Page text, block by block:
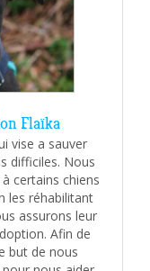
Flaïka
vise a sauver
difficiles. Nous
certains chiens
les réhabilitant
assurons leur
Afin de
but de nous